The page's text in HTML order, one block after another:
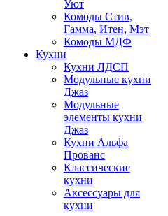
Уют
Комоды Стив,
Гамма, Итен, Мэт
Комоды МДФ
Кухни
Кухни ЛДСП
Модульные кухни
Джаз
Модульные
элементы кухни
Джаз
Кухни Альфа
Прованс
Классические
кухни
Аксессуары для
кухни